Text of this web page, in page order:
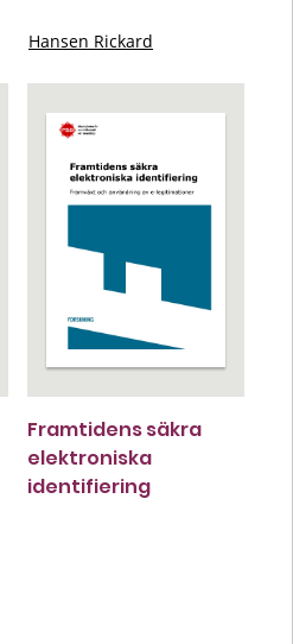
Hansen Rickard
Framtidens säkra
elektroniska
identifiering